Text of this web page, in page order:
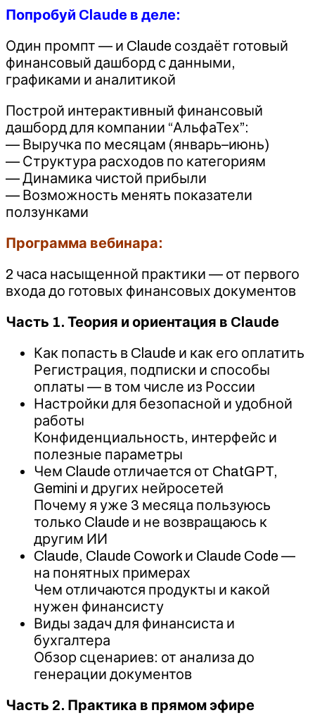
Попробуй Claude в деле:
Один промпт — и Claude создаёт готовый
финансовый дашборд с данными,
графиками и аналитикой
Построй интерактивный финансовый
дашборд для компании “АльфаТех”:
— Выручка по месяцам (январь–июнь)
— Структура расходов по категориям
— Динамика чистой прибыли
— Возможность менять показатели
ползунками
Программа вебинара:
2 часа насыщенной практики — от первого
входа до готовых финансовых документов
Часть 1. Теория и ориентация в Claude
Как попасть в Claude и как его оплатить
Регистрация, подписки и способы
оплаты — в том числе из России
Настройки для безопасной и удобной
работы
Конфиденциальность, интерфейс и
полезные параметры
Чем Claude отличается от ChatGPT,
Gemini и других нейросетей
Почему я уже 3 месяца пользуюсь
только Claude и не возвращаюсь к
другим ИИ
Claude, Claude Cowork и Claude Code —
на понятных примерах
Чем отличаются продукты и какой
нужен финансисту
Виды задач для финансиста и
бухгалтера
Обзор сценариев: от анализа до
генерации документов
Часть 2. Практика в прямом эфире